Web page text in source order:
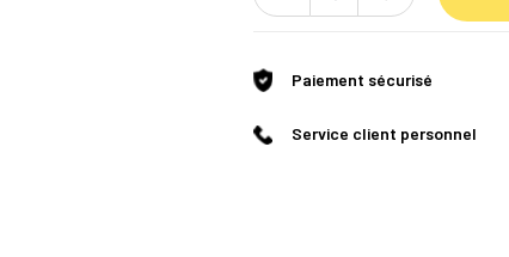
Paiement sécurisé
Service client personnel